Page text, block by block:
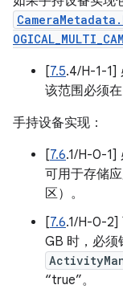
[7.5.4/H-1-1]
该范围必须
手持设备实现：
[7.6.1/H-0-1]
可用于存储
区）。
[7.6.1/H-0-2]
GB 时，必须
“true”。